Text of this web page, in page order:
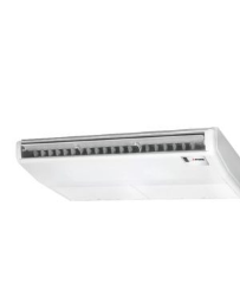
₫ 21.500.000.